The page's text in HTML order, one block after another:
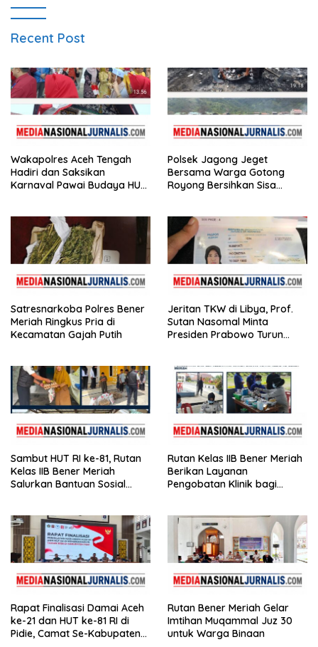
Recent Post
Wakapolres Aceh Tengah
Hadiri dan Saksikan
Karnaval Pawai Budaya HUT
Polsek Jagong Jeget
Bersama Warga Gotong
Royong Bersihkan Sisa
Satresnarkoba Polres Bener
Meriah Ringkus Pria di
Kecamatan Gajah Putih
Jeritan TKW di Libya, Prof.
Sutan Nasomal Minta
Presiden Prabowo Turun
Sambut HUT RI ke-81, Rutan
Kelas IIB Bener Meriah
Salurkan Bantuan Sosial
Rutan Kelas IIB Bener Meriah
Berikan Layanan
Pengobatan Klinik bagi
Rapat Finalisasi Damai Aceh
ke-21 dan HUT ke-81 RI di
Pidie, Camat Se-Kabupaten
Rutan Bener Meriah Gelar
Imtihan Muqammal Juz 30
untuk Warga Binaan